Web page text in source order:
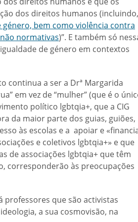
dos direitos humanos (incluindo,
género, bem como violência contra
normativas)”. E também só
de género em contextos
continua a ser a Drª Margarida
em vez de “mulher” (que é o
político lgbtqia+, que a CIG
da maior parte dos guias, guiões,
às escolas e a apoiar e
e coletivos lgbtqia+» e que
de associações lgbtqia+ que têm
corresponderão às preocupações
professores que são activistas
a sua cosmovisão, na